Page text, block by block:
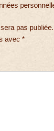
pas publiée.
avec *